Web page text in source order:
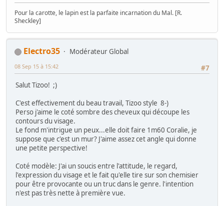
Pour la carotte, le lapin est la parfaite incarnation du Mal. [R.
Sheckley]
Electro35
Modérateur Global
#7
08 Sep 15 à 15:42
Salut Tizoo! ;)
C'est effectivement du beau travail, Tizoo style 8-)
Perso j'aime le coté sombre des cheveux qui découpe les
contours du visage.
Le fond m'intrigue un peux...elle doit faire 1m60 Coralie, je
suppose que c'est un mur? J'aime assez cet angle qui donne
une petite perspective!
Coté modèle: J'ai un soucis entre l'attitude, le regard,
l'expression du visage et le fait qu'elle tire sur son chemisier
pour être provocante ou un truc dans le genre. l'intention
n'est pas très nette à première vue.